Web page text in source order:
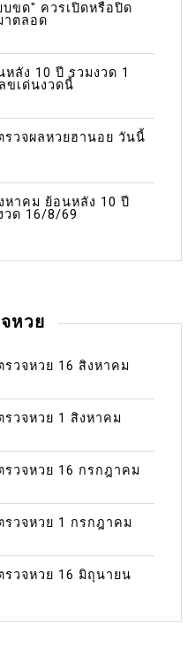
ขด" ควรเปิดหรือปิด
าตลอด
ลัง 10 ปี รวมงวด 1
ขเด่นงวดนี้
วจผลหวยฮานอย วันนี้
หาคม ย้อนหลัง 10 ปี
วด 16/8/69
หวย
วจหวย 16 สิงหาคม
วจหวย 1 สิงหาคม
วจหวย 16 กรกฎาคม
วจหวย 1 กรกฎาคม
วจหวย 16 มิถุนายน